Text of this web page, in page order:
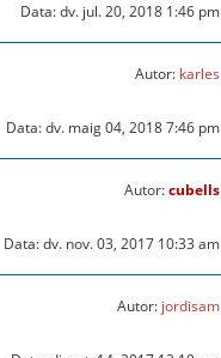
Data: dv. jul. 20, 2018 1:46 pm
Autor: karles
Data: dv. maig 04, 2018 7:46 pm
Autor:cubells
Data: dv. nov. 03, 2017 10:33 am
Autor: jordisam